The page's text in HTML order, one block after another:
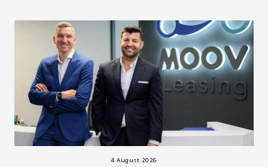
4 August 2026